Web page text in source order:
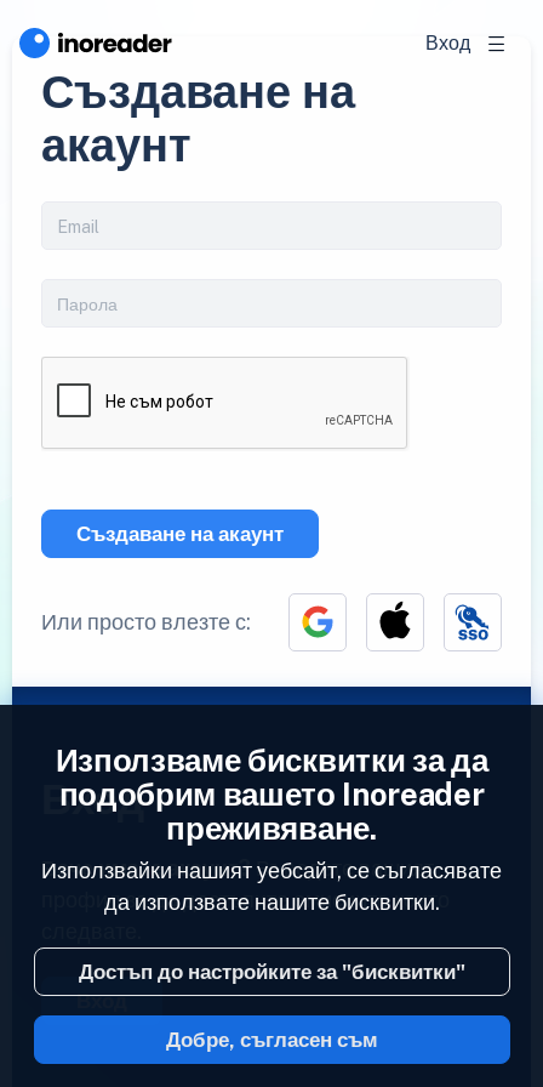
Вход
Създаване на
акаунт
Създаване на акаунт
Или просто влезте с:
Вход
Вече имате акаунт?Въведете вашият
профил за да достъпите емисиите които
Вход
2023 © Inoreader
Използваме бисквитки за да
подобрим вашето Inoreader
преживяване.
Използвайки нашият уебсайт, се съгласявате
да използвате нашите бисквитки.
Достъп до настройките за "бисквитки"
Добре, съгласен съм